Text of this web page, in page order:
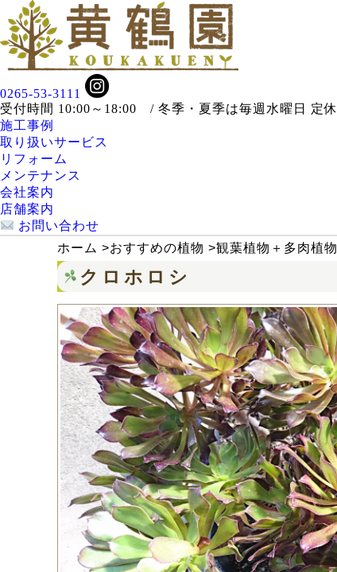
0265-53-3111
受付時間 10:00～18:00 / 冬季・夏季は毎週水曜日 定休
施工事例
取り扱いサービス
リフォーム
メンテナンス
会社案内
店舗案内
お問い合わせ
ホーム >おすすめの植物 >観葉植物＋多肉植物
クロホロシ